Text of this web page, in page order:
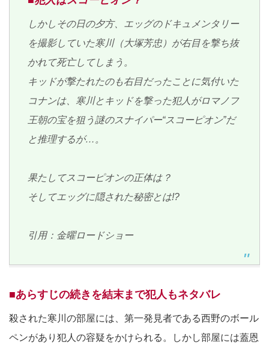
しかしその日の夕方、エッグのドキュメンタリー
を撮影していた寒川（大塚芳忠）が右目を撃ち抜
かれて死亡してしまう。
キッドが撃たれたのも右目だったことに気付いた
コナンは、寒川とキッドを撃った犯人がロマノフ
王朝の宝を狙う謎のスナイパー“スコーピオン”だ
と推理するが…。
果たしてスコーピオンの正体は？
そしてエッグに隠された秘密とは!?
引用：金曜ロードショー
■あらすじの続きを結末まで犯人もネタバレ
殺された寒川の部屋には、第一発見者である西野のボール
ペンがあり犯人の容疑をかけられる。しかし部屋には蓋恩